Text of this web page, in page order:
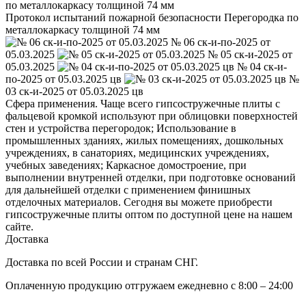
Протокол испытаний пожарной безопасности Перегородка по
металлокаркасу толщиной 74 мм
№ 06 ск-и-по-2025 от
05.03.2025
№ 05 ск-и-2025 от
05.03.2025
№ 04 ск-и-
по-2025 от 05.03.2025 цв
№
03 ск-и-2025 от 05.03.2025 цв
Сфера применения. Чаще всего гипсостружечные плиты с
фальцевой кромкой используют при облицовки поверхностей
стен и устройства перегородок; Использование в
промышленных зданиях, жилых помещениях, дошкольных
учреждениях, в санаториях, медицинских учреждениях,
учебных заведениях; Каркасное домостроение, при
выполнении внутренней отделки, при подготовке оснований
для дальнейшей отделки с применением финишных
отделочных материалов. Сегодня вы можете приобрести
гипсостружечные плиты оптом по доступной цене на нашем
сайте.
Доставка
Доставка по всей России и странам СНГ.
Оплаченную продукцию отгружаем ежедневно с 8:00 – 24:00